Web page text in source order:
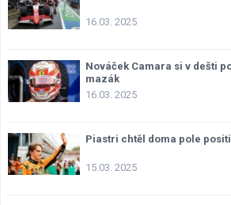
16.03. 2025
Nováček Camara si v dešti
mazák
16.03. 2025
Piastri chtěl doma pole
15.03. 2025